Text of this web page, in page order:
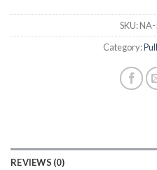
SKU:NA-
Category:
REVIEWS (0)